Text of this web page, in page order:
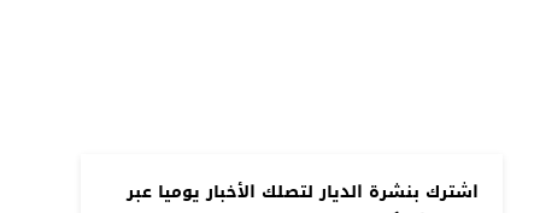
اشترك بنشرة الديار لتصلك الأخبار يوميا عبر